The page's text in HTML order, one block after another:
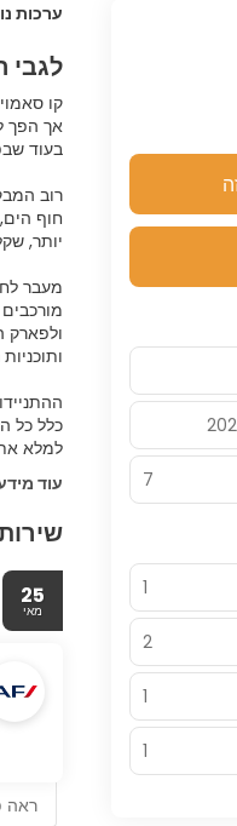
ערכות
לגבי
קו
אך הפך
רוב
חוף
מעבר
ולפארק
כלל כל
למלא את
עוד
25
מאי
ראה
7
1
2
1
1